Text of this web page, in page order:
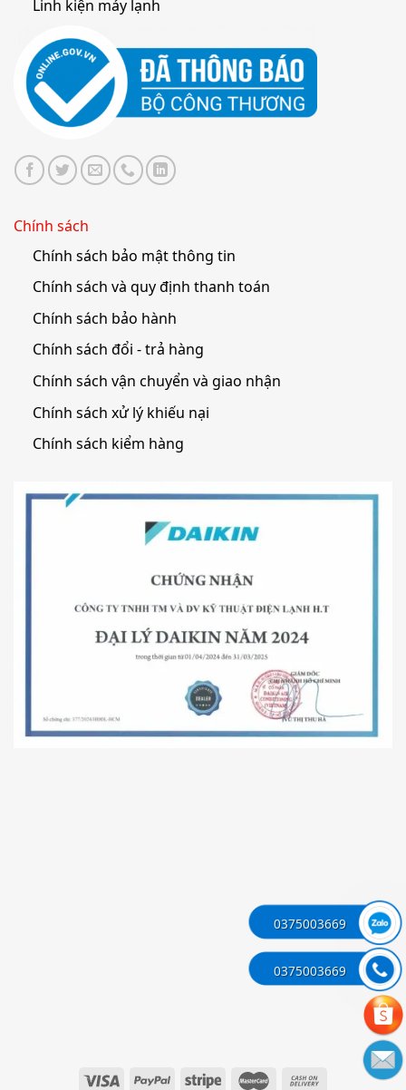
0375003669
0375003669
Linh kiện máy lạnh
Chính sách
Chính sách bảo mật thông tin
Chính sách và quy định thanh toán
Chính sách bảo hành
Chính sách đổi - trả hàng
Chính sách vận chuyển và giao nhận
Chính sách xử lý khiếu nại
Chính sách kiểm hàng